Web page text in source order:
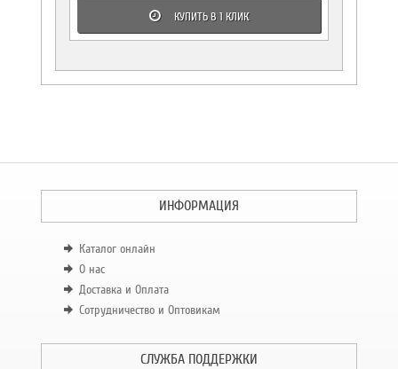
КУПИТЬ В 1 КЛИК
ИНФОРМАЦИЯ
Каталог онлайн
О нас
Доставка и Оплата
Сотрудничество и Оптовикам
СЛУЖБА ПОДДЕРЖКИ